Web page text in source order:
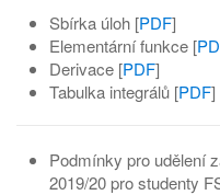
Sbírka úloh [PDF]
Elementární funkce [
Derivace [PDF]
Tabulka integrálů [PDF]
Podmínky pro udělení
2019/20 pro studenty